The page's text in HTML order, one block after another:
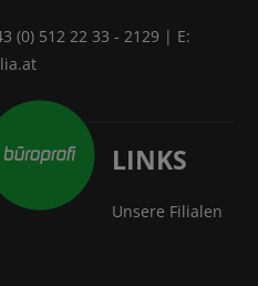
(0) 512 22 33 - 2129 | E:
LINKS
Unsere Filialen